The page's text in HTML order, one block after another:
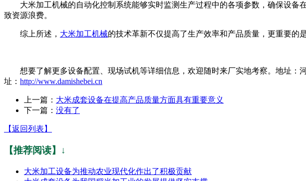
大米加工机械的自动化控制系统能够实时监测生产过程中的各项参数，确保设备
致资源浪费。
综上所述， 大米加工机械的技术革新不仅提高了生产效率和产品质量，更重要的
想要了解更多设备配置、现场试机等详细信息，欢迎随时来厂实地考察。地址：
址： http://www.damishebei.cn
上一篇： 大米成套设备在提高产品质量方面具有重要意义
下一篇： 没有了
【返回列表】
【推荐阅读】↓
大米加工设备为推动农业现代化作出了积极贡献